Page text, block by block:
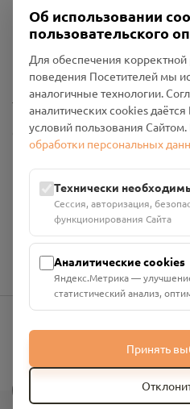
Пользовательское соглашение
Политика конфиденциальности
Промо-материалы
Настройки cookies
Общество с ограниченной
Проект Помним»
ИНН: 6700029207 ОГРН:
Юридический адрес: 216790,
Руднянский, г. Рудня, улица
Номер счёта:
Кор. счёт:
info@pomnim.online
Об использовании
пользовательского
Для обеспечения корректной
поведения Посетителей мы
аналогичные технологии.
аналитических cookies
условий пользования
обработки персональных
Технически
Сессия, авторизация,
функционирования Сайта
Аналитические cookies
Яндекс.Метрика —
статистический анализ,
Принять